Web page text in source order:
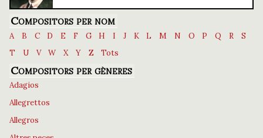
Compositors per nom
A B C D E F G H I J K L M N O P Q R
S
T
U V W X Y Z Tots
Compositors per gèneres
Adagios
Allegrettos
Allegros